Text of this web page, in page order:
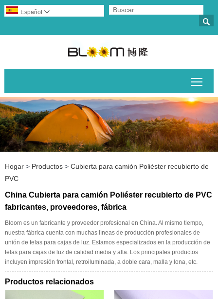

Español 
Hogar > Productos > Cubierta para camión Poliéster recubierto de
PVC
China Cubierta para camión Poliéster recubierto de PVC
fabricantes, proveedores, fábrica
Bloom es un fabricante y proveedor profesional en China. Al mismo tiempo,
nuestra fábrica cuenta con muchas líneas de producción profesionales de
unión de telas para cajas de luz. Estamos especializados en la producción de
telas para cajas de luz de calidad media y alta. Los principales productos
incluyen impresión frontal, retroiluminada, a doble cara, malla y lona, ​​etc.
Productos relacionados